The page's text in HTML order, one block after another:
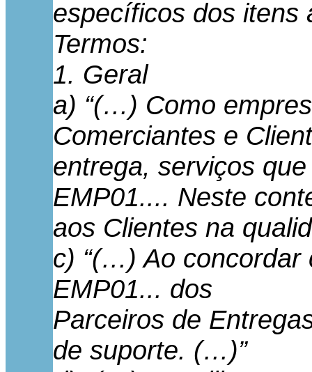
específicos dos
Termos:
1. Geral
a) “(…) Como
Comerciantes e
entrega, serviços
EMP01.... Neste
aos Clientes na
c) “(…) Ao concordar
EMP01... dos
Parceiros de
de suporte. (…)”